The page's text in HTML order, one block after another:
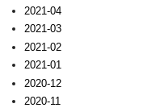
2021-04
2021-03
2021-02
2021-01
2020-12
2020-11